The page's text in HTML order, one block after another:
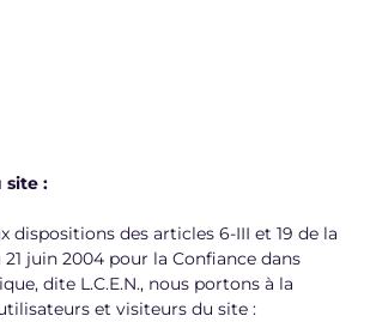
site :
dispositions des articles 6-III et 19 de la
21 juin 2004 pour la Confiance dans
dite L.C.E.N., nous portons à la
et visiteurs du site :